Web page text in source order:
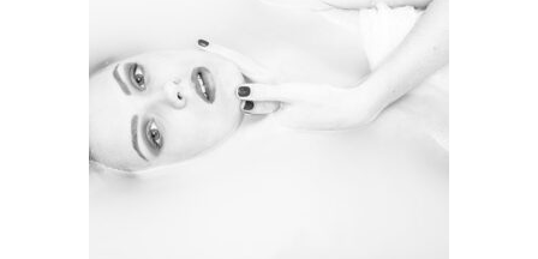
COMPRAR EL PRODUCTO